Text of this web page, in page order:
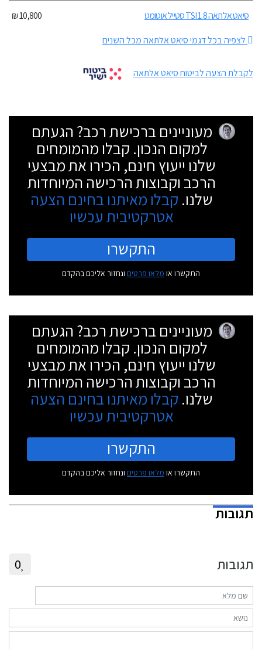
סיאט אלתאה 1.8 TSI סטייל אוטומט
10,800 ₪
לצפיה בכל דגמי סיאט אלתאה מכל השנים
לקבלת הצעה לביטוח סיאט אלתאה
מעוניינים ברכישת רכב? הגעתם
למקום הנכון. קבלו מהמומחים
שלנו ייעוץ חינם, הכירו את מבצעי
הרכב וקבוצות הרכישה המיוחדות
שלנו. קבלו מאיתנו בחינם הצעה
אטרקטיבית עכשיו
התקשרו
התקשרו או מלאו פרטים ונחזור אליכם בהקדם
מעוניינים ברכישת רכב? הגעתם
למקום הנכון. קבלו מהמומחים
שלנו ייעוץ חינם, הכירו את מבצעי
הרכב וקבוצות הרכישה המיוחדות
שלנו. קבלו מאיתנו בחינם הצעה
אטרקטיבית עכשיו
התקשרו
התקשרו או מלאו פרטים ונחזור אליכם בהקדם
תגובות
תגובות 0